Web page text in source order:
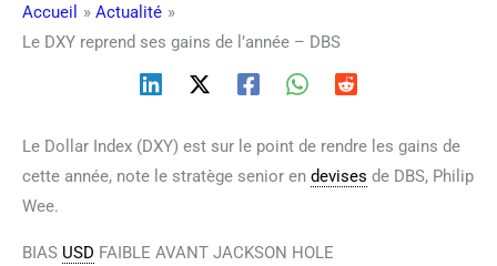
Accueil
Actualité
Le DXY reprend ses gains de l’année – DBS
Le Dollar Index (DXY) est sur le point de rendre les gains de
cette année, note le stratège senior en devises de DBS, Philip
Wee.
BIAS USD FAIBLE AVANT JACKSON HOLE